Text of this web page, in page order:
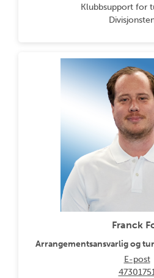
Klubbsupport for
Franck
Arrangementsansvarlig og
E-post